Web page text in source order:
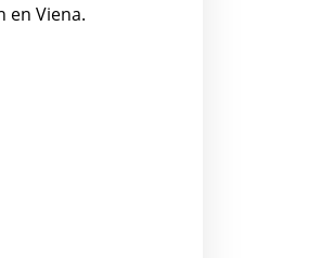
en Viena.